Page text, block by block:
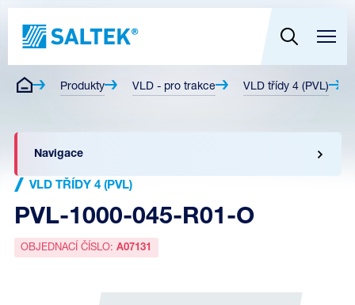
Produkty VLD - pro trakce VLD třídy 4 (PVL)
Navigace
VLD TŘÍDY 4 (PVL)
PVL-1000-045-R01-O
OBJEDNACÍ ČÍSLO:A07131